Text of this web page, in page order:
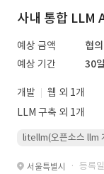
사내 통합 LLM
예상 금액
협
예상 기간
30일
개발
웹 외 1개
LLM 구축 외 1개
litellm(오픈소스 llm
서울특별시 · 등록